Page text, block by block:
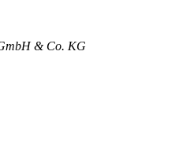
& Co. KG